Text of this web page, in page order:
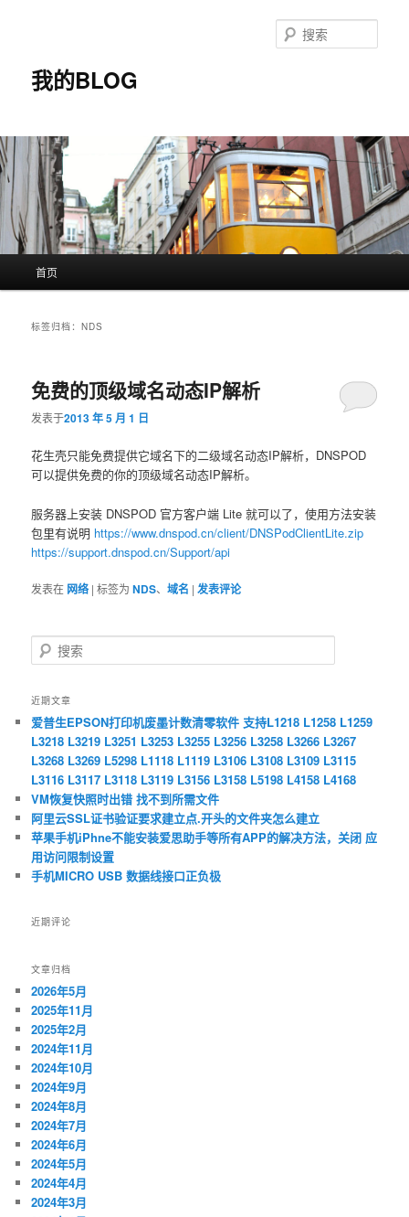
我的BLOG
索
跳
内
区
域
跳
内
区
域
首页
标签归档：NDS
免费的顶级域名动态IP解析
发表于2013 年 5 月 1 日
花生壳只能免费提供它域名下的二级域名动态IP解析，DNSPOD
可以提供免费的你的顶级域名动态IP解析。
服务器上安装 DNSPOD 官方客户端 Lite 就可以了，使用方法安装
包里有说明 https://www.dnspod.cn/client/DNSPodClientLite.zip
https://support.dnspod.cn/Support/api
发表在 网络 |标签为 NDS、域名 |发表评论
搜
索
近期文章
爱普生EPSON打印机废墨计数清零软件 支持L1218 L1258 L1259
L3218 L3219 L3251 L3253 L3255 L3256 L3258 L3266 L3267
L3268 L3269 L5298 L1118 L1119 L3106 L3108 L3109 L3115
L3116 L3117 L3118 L3119 L3156 L3158 L5198 L4158 L4168
VM恢复快照时出错 找不到所需文件
阿里云SSL证书验证要求建立点.开头的文件夹怎么建立
苹果手机iPhne不能安装爱思助手等所有APP的解决方法，关闭 应
用访问限制设置
手机MICRO USB 数据线接口正负极
近期评论
文章归档
2026年5月
2025年11月
2025年2月
2024年11月
2024年10月
2024年9月
2024年8月
2024年7月
2024年6月
2024年5月
2024年4月
2024年3月